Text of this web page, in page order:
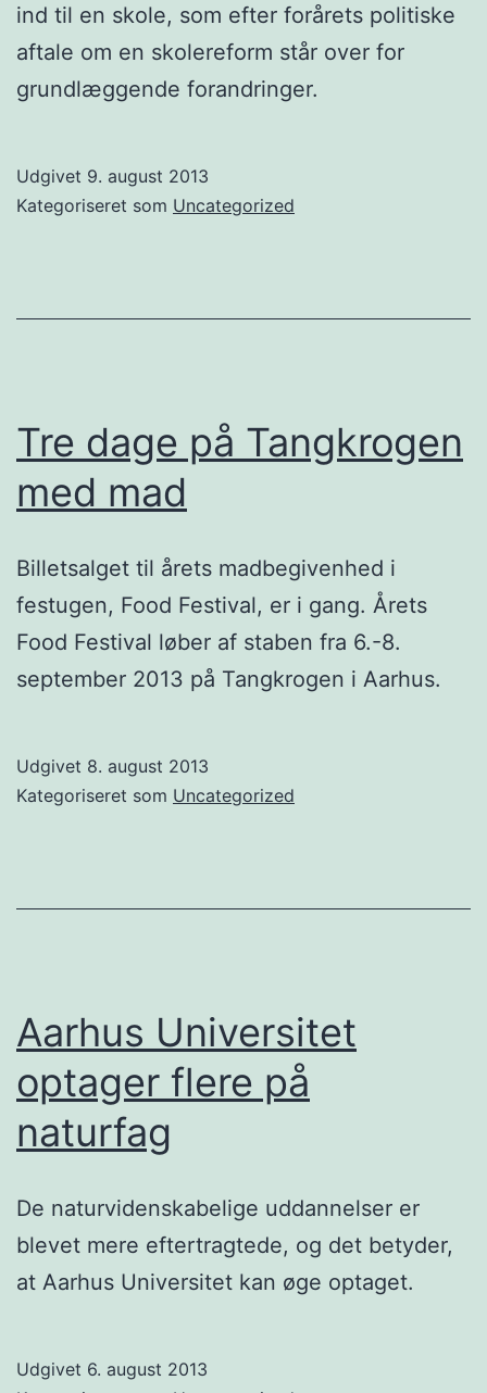
ind til en skole, som efter forårets politiske
aftale om en skolereform står over for
grundlæggende forandringer.
Udgivet 9. august 2013
Kategoriseret som Uncategorized
Tre dage på Tangkrogen
med mad
Billetsalget til årets madbegivenhed i
festugen, Food Festival, er i gang. Årets
Food Festival løber af staben fra 6.-8.
september 2013 på Tangkrogen i Aarhus.
Udgivet 8. august 2013
Kategoriseret som Uncategorized
Aarhus Universitet
optager flere på
naturfag
De naturvidenskabelige uddannelser er
blevet mere eftertragtede, og det betyder,
at Aarhus Universitet kan øge optaget.
Udgivet 6. august 2013